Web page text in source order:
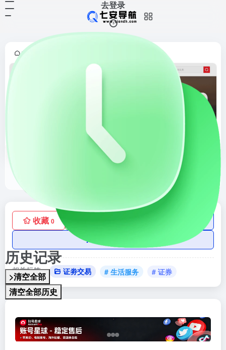
去登录
历史记录
>清空全部
清空全部历史
首页
收藏 0
AI账号购买
相关标签： 证劵交易 # 生活服务 # 证券